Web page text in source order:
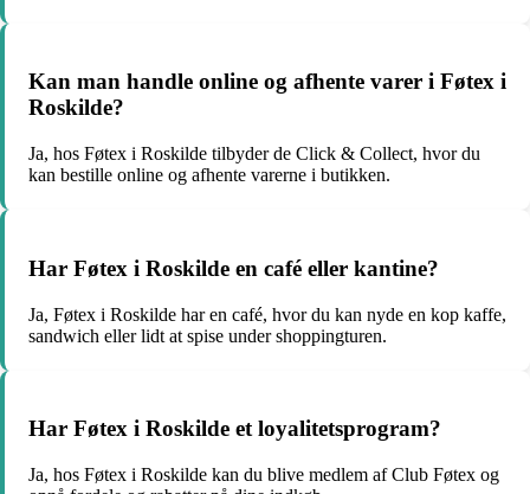
Kan man handle online og afhente varer i Føtex i
Roskilde?
Ja, hos Føtex i Roskilde tilbyder de Click & Collect, hvor du
kan bestille online og afhente varerne i butikken.
Har Føtex i Roskilde en café eller kantine?
Ja, Føtex i Roskilde har en café, hvor du kan nyde en kop kaffe,
sandwich eller lidt at spise under shoppingturen.
Har Føtex i Roskilde et loyalitetsprogram?
Ja, hos Føtex i Roskilde kan du blive medlem af Club Føtex og